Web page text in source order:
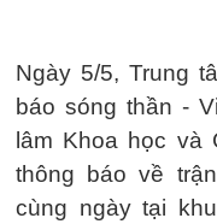
Ngày 5/5, Trung
báo sóng thần -
lâm Khoa học và
thông báo về
cùng ngày tại